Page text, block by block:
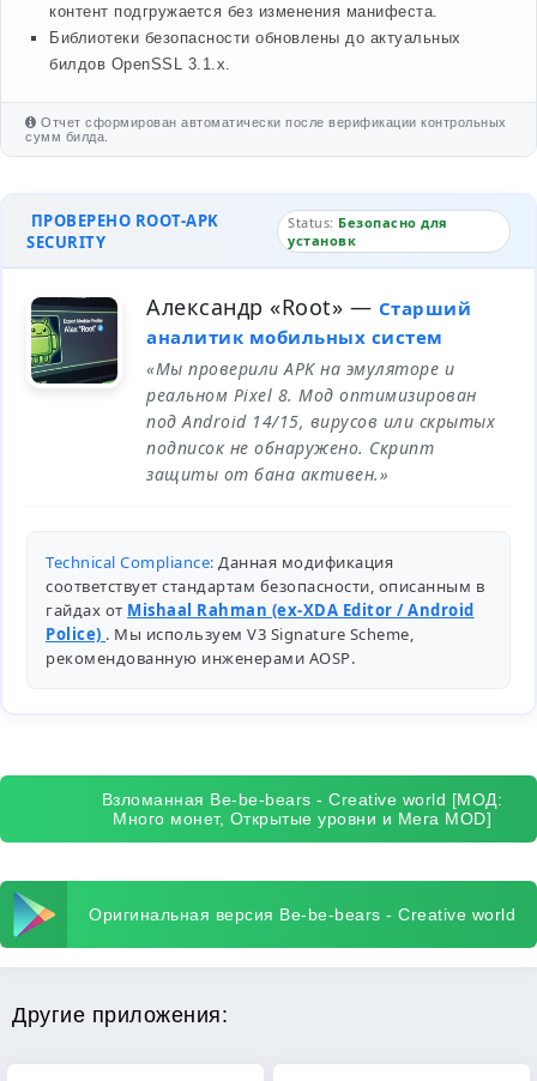
контент подгружается без изменения манифеста.
Библиотеки безопасности обновлены до актуальных
билдов OpenSSL 3.1.x.
Отчет сформирован автоматически после верификации контрольных
сумм билда.
ПРОВЕРЕНО ROOT-APK
SECURITY
Status: Безопасно для
установк
Александр «Root» — Старший
аналитик мобильных систем
«Мы проверили APK на эмуляторе и
реальном Pixel 8. Мод оптимизирован
под Android 14/15, вирусов или скрытых
подписок не обнаружено. Скрипт
защиты от бана активен.»
Technical Compliance: Данная модификация
соответствует стандартам безопасности, описанным в
гайдах от Mishaal Rahman (ex-XDA Editor / Android
Police) . Мы используем V3 Signature Scheme,
рекомендованную инженерами AOSP.
Взломанная Be-be-bears - Creative world [МОД:
Много монет, Открытые уровни и Мега MOD]
Оригинальная версия Be-be-bears - Creative world
Другие приложения: